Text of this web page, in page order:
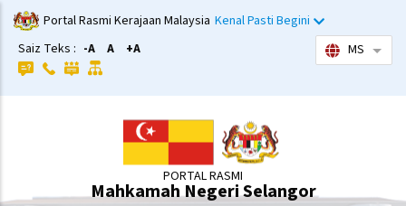
Langkau
ke
kandungan
utama
Portal Rasmi Kerajaan Malaysia Kenal Pasti Begini
Saiz Teks : -A A +A MS
PORTAL RASMI
Mahkamah Negeri Selangor